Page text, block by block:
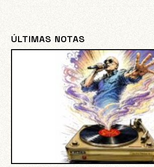
ÚLTIMAS NOTAS